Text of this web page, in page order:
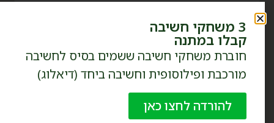
3 משחקי חשיבה
קבלו במתנה
חוברת משחקי חשיבה ששמים בסיס לחשיבה
מורכבת ופילוסופית וחשיבה ביחד (דיאלוג)
להורדה לחצו כאן